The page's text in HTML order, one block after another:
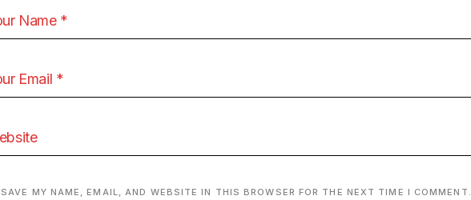
SAVE MY NAME, EMAIL, AND WEBSITE IN THIS BROWSER FOR THE NEXT TIME I COMMENT.